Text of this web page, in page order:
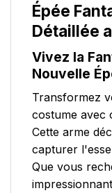
Épée
Détaillée
Vivez la
Nouvelle
Transformez
costume avec
Cette arme
capturer
Que vous